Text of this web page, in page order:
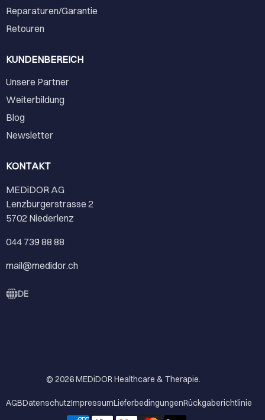
Reparaturen/Garantie
Retouren
KUNDENBEREICH
Unsere Partner
Weiterbildung
Blog
Newsletter
KONTAKT
MEDiDOR AG
Lenzburgerstrasse 2
5702 Niederlenz
044 739 88 88
mail@medidor.ch
DE
© 2026MEDiDOR Healthcare & Therapie.
AGBDatenschutzImpressumLieferbedingungenRückgaberichtlinie